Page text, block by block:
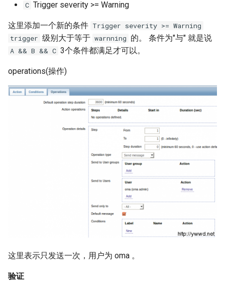
Linux 与 BSD 有什么不同
使用 dd命令将ISO镜像写入U
盘
SSH 强制密钥方式登陆
SSH 目录权限问题导致无法
Linux 输入输出与重定向
wget 命令
chattr 与 lsattr 命令
C Trigger severity >= Warning
这里添加一个新的条件 Trigger severity >= Warning
trigger 级别大于等于 warnning 的。 条件为"与" 就是说
A && B && C 3个条件都满足才可以。
operations(操作)
这里表示只发送一次，用户为 oma 。
验证